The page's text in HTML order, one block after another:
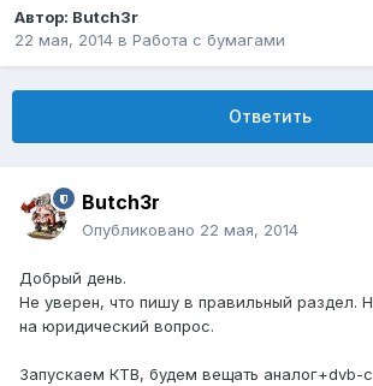
Автор: Butch3r
22 мая, 2014 в Работа с бумагами
Ответить
Butch3r
Опубликовано 22 мая, 2014
Добрый день.
Не уверен, что пишу в правильный раздел.
на юридический вопрос.
Запускаем КТВ, будем вещать аналог+dvb-